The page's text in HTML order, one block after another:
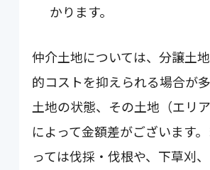
かります。
仲介土地については、分譲土
的コストを抑えられる場合が多
土地の状態、その土地（エリ
によって金額差がございます
っては伐採・伐根や、下草刈